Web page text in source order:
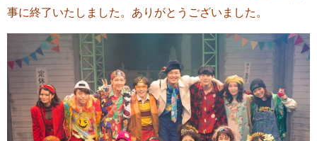
事に終了いたしました。ありがとうございました。